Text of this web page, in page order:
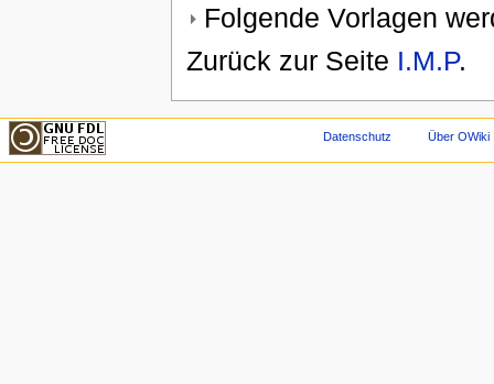
Folgende Vorlagen
Zurück zur Seite I.M.P.
Datenschutz Über OWiki